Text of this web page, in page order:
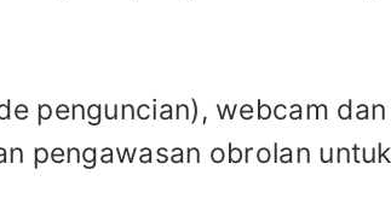
penguncian), webcam dan
pengawasan obrolan